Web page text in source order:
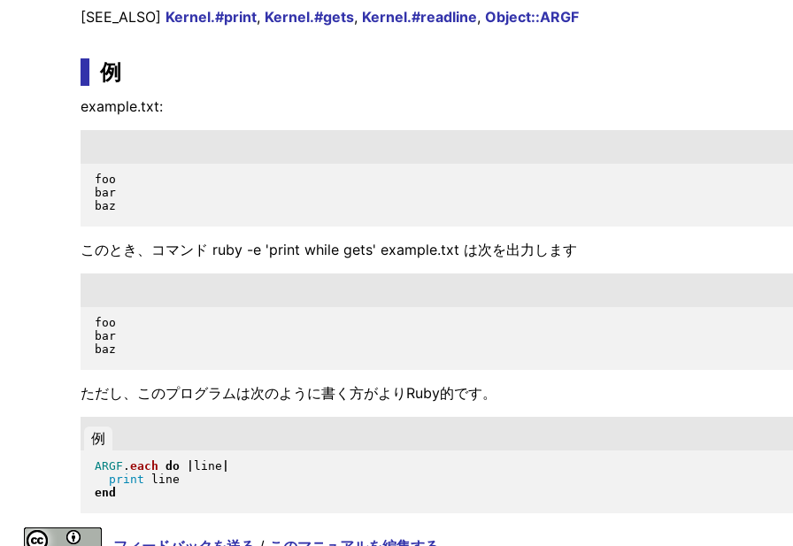
[SEE_ALSO] Kernel.#print, Kernel.#gets, Kernel.#readline, Object::ARGF
例
example.txt:
foo
bar
このとき、コマンド ruby -e 'print while gets' example.txt は次を出力します
foo
bar
ただし、このプログラムは次のように書く方がよりRuby的です。
例
ARGF . each do line
print
end